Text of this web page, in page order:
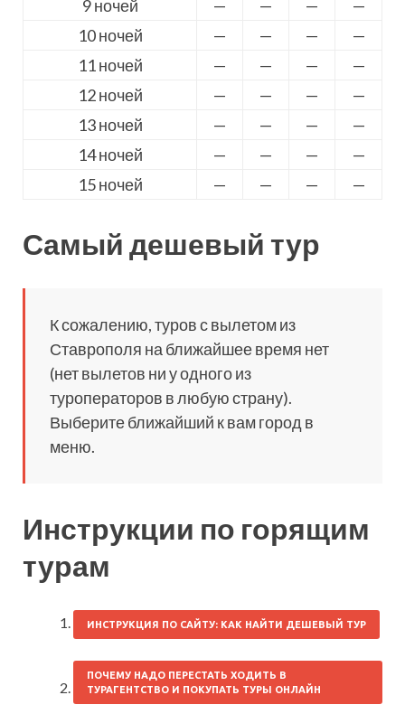
9 ночей
— — —
—
10 ночей
— — —
—
11 ночей
— — —
—
12 ночей
— — —
—
13 ночей
— — —
—
14 ночей
— — —
—
15 ночей
— — — —
Самый дешевый тур
К сожалению, туров с вылетом из
Ставрополя на ближайшее время нет
(нет вылетов ни у одного из
туроператоров в любую страну).
Выберите ближайший к вам город в
меню.
Инструкции по горящим
турам
ИНСТРУКЦИЯ ПО САЙТУ: КАК НАЙТИ ДЕШЕВЫЙ ТУР
ПОЧЕМУ НАДО ПЕРЕСТАТЬ ХОДИТЬ В
ТУРАГЕНТСТВО И ПОКУПАТЬ ТУРЫ ОНЛАЙН